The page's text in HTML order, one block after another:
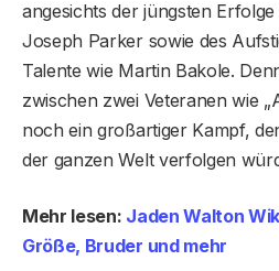
angesichts der jüngsten
Joseph Parker sowie des
Talente wie Martin Bakole.
zwischen zwei Veteranen wie
noch ein großartiger Kampf,
der ganzen Welt verfolgen
Mehr lesen: Jaden Walton
Größe, Bruder und mehr